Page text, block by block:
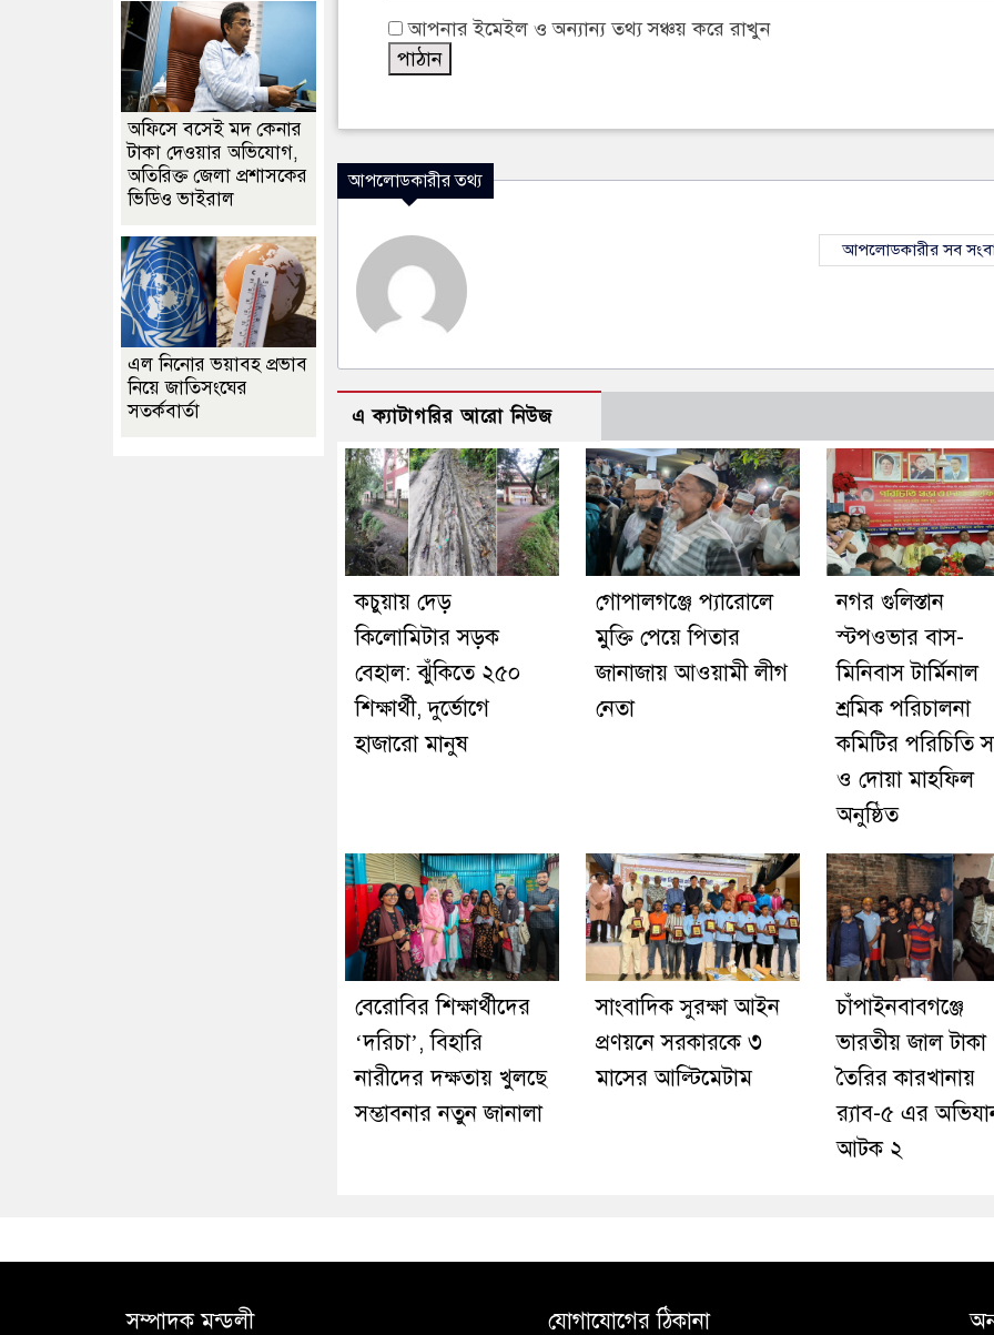
আপনার ইমেইল ও অন্যান্য তথ্য সঞ্চয় করে রাখুন
আপলোডকারীর তথ্য
আপলোডকারীর সব
এ ক্যাটাগরির আরো নিউজ
কচুয়ায় দেড়
কিলোমিটার সড়ক
বেহাল: ঝুঁকিতে ২৫০
শিক্ষার্থী, দুর্ভোগে
হাজারো মানুষ
গোপালগঞ্জে প্যারোলে
মুক্তি পেয়ে পিতার
জানাজায় আওয়ামী লীগ
নেতা
নগর গুলিস্তান
স্টপওভার বাস-
মিনিবাস টার্মিনাল
শ্রমিক পরিচালনা
কমিটির পরিচিতি
ও দোয়া মাহফিল
অনুষ্ঠিত
বেরোবির শিক্ষার্থীদের
‘দরিচা’, বিহারি
নারীদের দক্ষতায় খুলছে
সম্ভাবনার নতুন জানালা
সাংবাদিক সুরক্ষা আইন
প্রণয়নে সরকারকে ৩
মাসের আল্টিমেটাম
চাঁপাইনবাবগঞ্জে
ভারতীয় জাল টাকা
তৈরির কারখানায়
র‍্যাব-৫ এর
আটক ২
অফিসে বসেই মদ কেনার
টাকা দেওয়ার অভিযোগ,
অতিরিক্ত জেলা প্রশাসকের
ভিডিও ভাইরাল
এল নিনোর ভয়াবহ প্রভাব
নিয়ে জাতিসংঘের
সতর্কবার্তা
সম্পাদক মন্ডলী যোগাযোগের ঠিকানা